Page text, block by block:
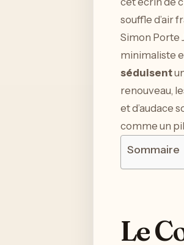
souffle d’air
Simon Porte
minimaliste
séduisent
renouveau,
et d’audace
comme un
Sommaire
Le